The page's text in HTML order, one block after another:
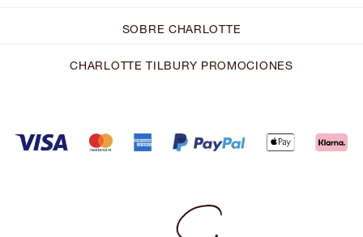
SOBRE CHARLOTTE
CHARLOTTE TILBURY PROMOCIONES